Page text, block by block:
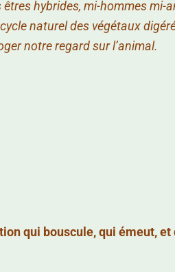
hybrides, mi-hommes mi-
naturel des végétaux
notre regard sur l’animal.
qui bouscule, qui émeut,